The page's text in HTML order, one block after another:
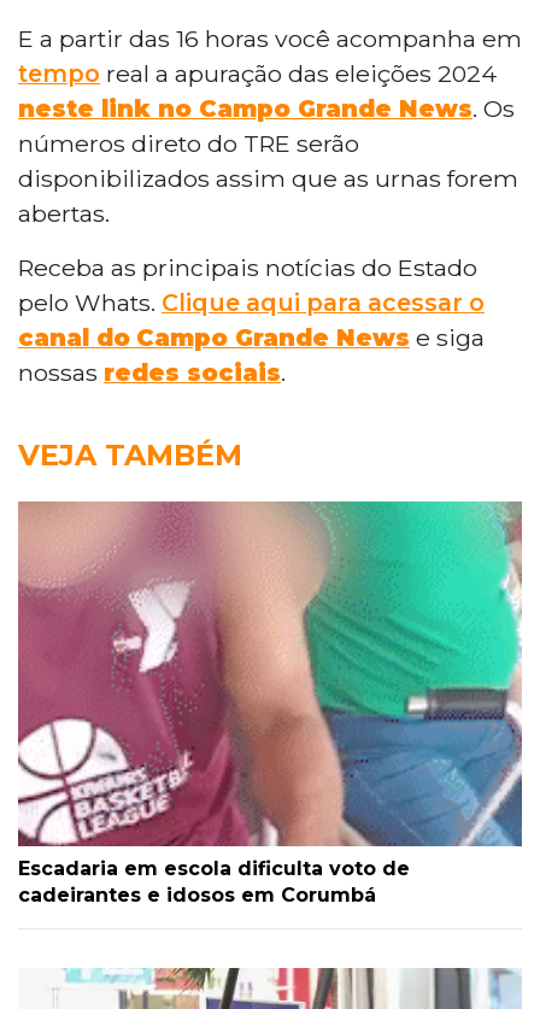
E a partir das 16 horas você acompanha em
tempo real a apuração das eleições 2024
neste link no Campo Grande News. Os
números direto do TRE serão
disponibilizados assim que as urnas forem
abertas.
Receba as principais notícias do Estado
pelo Whats. Clique aqui para acessar o
canal do Campo Grande News e siga
nossas redes sociais.
VEJA TAMBÉM
Escadaria em escola dificulta voto de
cadeirantes e idosos em Corumbá